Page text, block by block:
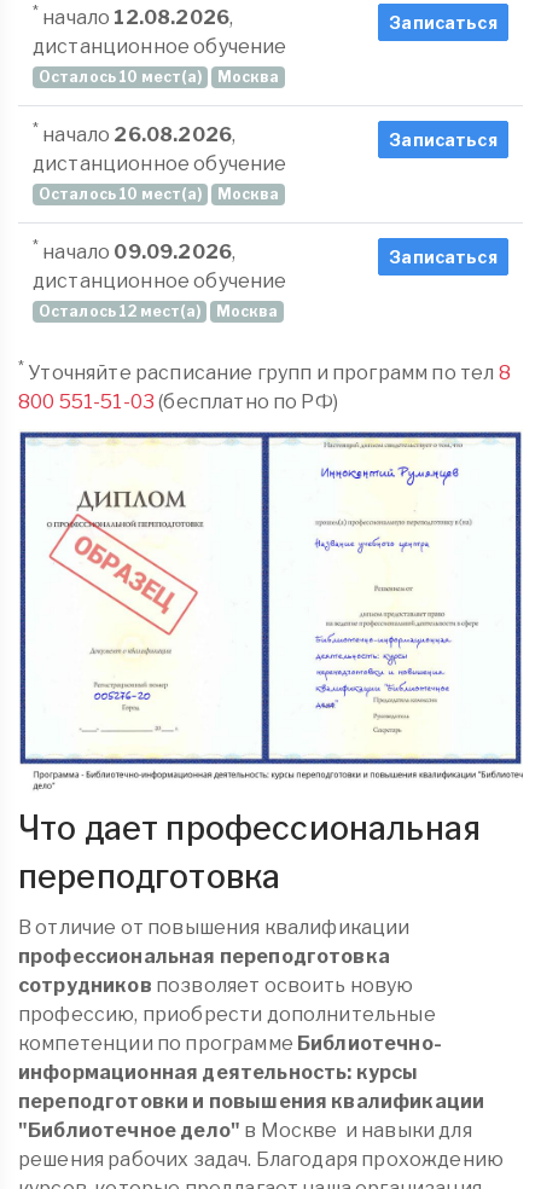
* начало 12.08.2026,
дистанционное обучение
Осталось 10 мест(а) Москва
Записаться
* начало 26.08.2026,
дистанционное обучение
Осталось 10 мест(а) Москва
Записаться
* начало 09.09.2026,
дистанционное обучение
Осталось 12 мест(а) Москва
Записаться
* Уточняйте расписание групп и программ по тел 8
800 551-51-03 (бесплатно по РФ)
Что дает профессиональная
переподготовка
В отличие от повышения квалификации
профессиональная переподготовка
сотрудников позволяет освоить новую
профессию, приобрести дополнительные
компетенции по программе Библиотечно-
информационная деятельность: курсы
переподготовки и повышения квалификации
"Библиотечное дело" в Москве и навыки для
решения рабочих задач. Благодаря прохождению